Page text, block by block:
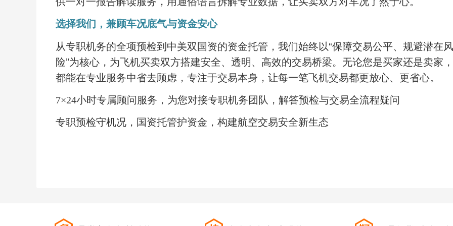
选择我们，兼顾车况底气与资金安心
从专职机务的全项预检到中美双国资的资金托管，我们始终以“保障交易公平、规避潜在风
险”为核心，为飞机买卖双方搭建安全、透明、高效的交易桥梁。无论您是买家还是卖家，
都能在专业服务中省去顾虑，专注于交易本身，让每一笔飞机交易都更放心、更省心。
7×24小时专属顾问服务，为您对接专职机务团队，解答预检与交易全流程疑问
专职预检守机况，国资托管护资金，构建航空交易安全新生态